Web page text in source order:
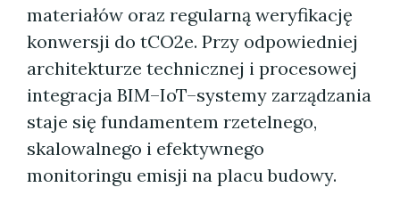
materiałów oraz regularną weryfikację
konwersji do tCO2e. Przy odpowiedniej
architekturze technicznej i procesowej
integracja BIM–IoT–systemy zarządzania
staje się fundamentem rzetelnego,
skalowalnego i efektywnego
monitoringu emisji na placu budowy.